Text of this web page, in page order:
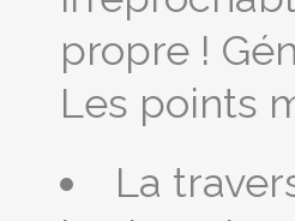
propre !
Les points
La